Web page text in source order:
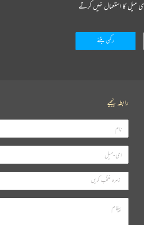
کا استعمال نہیں کرتے
رابطہ کیجیے